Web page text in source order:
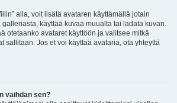
alla, voit lisätä avataren käyttämällä jotain
galleriasta, käyttää kuvaa muualta tai ladata kuvan.
otetaanko avataret käyttöön ja valitsee mitkä
sallitaan. Jos et voi käyttää avataria, ota yhteyttä
vaihdan sen?